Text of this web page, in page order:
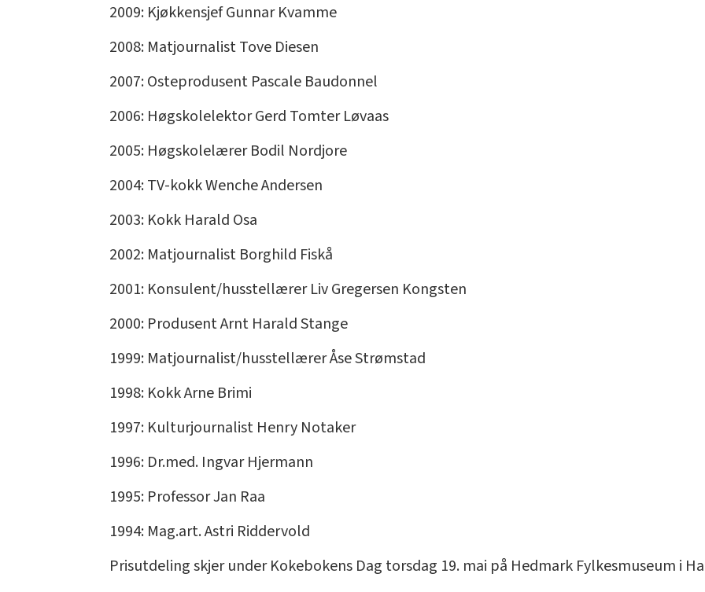
2009: Kjøkkensjef Gunnar Kvamme
2008: Matjournalist Tove Diesen
2007: Osteprodusent Pascale Baudonnel
2006: Høgskolelektor Gerd Tomter Løvaas
2005: Høgskolelærer Bodil Nordjore
2004: TV-kokk Wenche Andersen
2003: Kokk Harald Osa
2002: Matjournalist Borghild Fiskå
2001: Konsulent/husstellærer Liv Gregersen Kongsten
2000: Produsent Arnt Harald Stange
1999: Matjournalist/husstellærer Åse Strømstad
1998: Kokk Arne Brimi
1997: Kulturjournalist Henry Notaker
1996: Dr.med. Ingvar Hjermann
1995: Professor Jan Raa
1994: Mag.art. Astri Riddervold
Prisutdeling skjer under Kokebokens Dag torsdag 19. mai på Hedmark Fylkesmuseum i